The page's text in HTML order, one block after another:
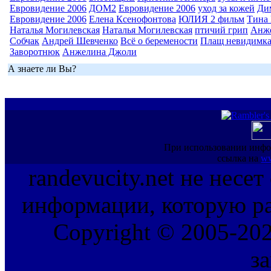
Евровидение 2006 ДОМ2 Евровидение 2006 уход за кожей
Евровидение 2006 Елена Ксенофонтова ЮЛИЯ 2 фильм Тина
Наталья Могилевская Наталья Могилевская птичий грип
Собчак Андрей Шевченко Всё о беремености Плащ невидимка
Заворотнюк Анжелина Джоли
А знаете ли Вы?
При использовании
ссылка на
randevucity.net не несет
информации, которую
Copyright © 2005-